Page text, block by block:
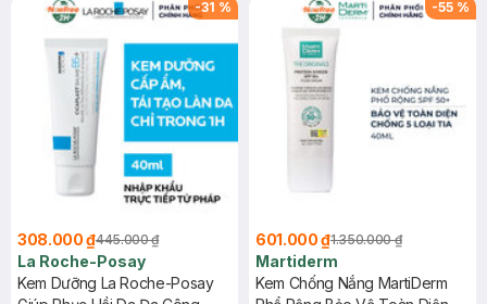
-31 %
308.000 ₫445.000 ₫
La Roche-Posay
Kem Dưỡng La Roche-Posay
-55 %
601.000 ₫1.350.000 ₫
Martiderm
Kem Chống Nắng MartiDerm